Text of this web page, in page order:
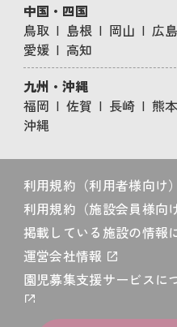
中国・四国
鳥取
島根 岡山 広島
愛媛
高知
九州・沖縄
福岡
佐賀 長崎 熊本
沖縄
利用規約（利用者様向け）
利用規約（施設会員様向け
掲載している施設の情報
運営会社情報
園児募集支援サービスに
プライバシーポリシー